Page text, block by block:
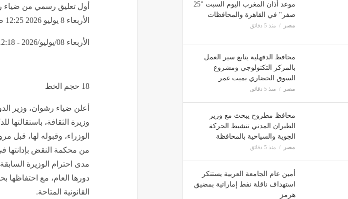
موعد أذان المغرب اليوم السبت "25
صفر" في القاهرة والمحافظات
مصر منذ 5 دقائق
محافظ الدقهلية يتابع سير العمل
بالمركز التكنولوجي ومشروع
السوق الحضاري بميت غمر
مصر منذ 5 دقائق
محافظ مطروح يبحث مع وزير
الطيران المدني تنشيط الحركة
الجوية والسياحية بالمحافظة
مصر منذ 5 دقائق
أمين عام الجامعة العربية يستنكر
استهداف ناقلة نفط إماراتية بمضيق
هرمز
أول تعليق رسمي من ضياء
الأربعاء 8 يوليو 2026 12:25 صباحاً
الأربعاء 08/يوليو/2026 - 12:18 ص
18 حجم الخط
أعلن ضياء رشوان، وزير
وزيرة الثقافة،
من محكمة النقض بإدانتها
مدى احترام الوزيرة
دورها العام، مع احتفاظها
القانونية المتاحة.